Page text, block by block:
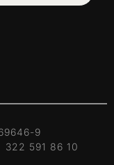
9
322 591 86 10